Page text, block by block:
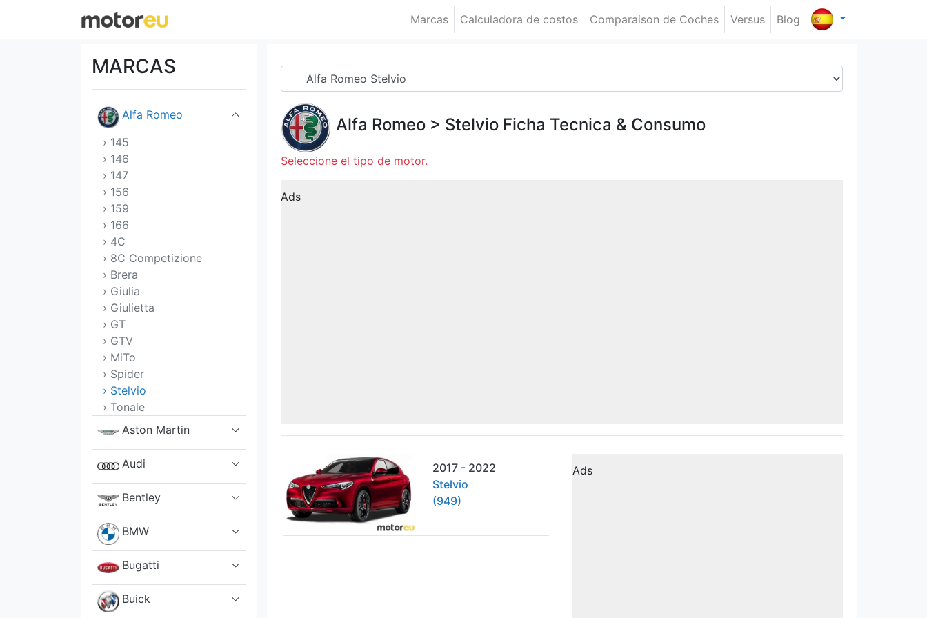
Marcas Calculadora de costos Comparaison de Coches Versus Blog
MARCAS
Alfa Romeo
› 145
› 146
› 147
› 156
› 159
› 166
› 4C
› 8C Competizione
› Brera
› Giulia
› Giulietta
› GT
› GTV
› MiTo
› Spider
› Stelvio
› Tonale
Aston Martin
Audi
Bentley
BMW
Bugatti
Buick
Alfa Romeo > Stelvio Ficha Tecnica & Consumo
Seleccione el tipo de motor.
Ads
2017 - 2022
Stelvio
(949)
Ads